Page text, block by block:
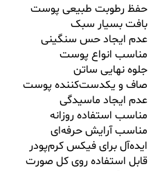
حفظ رطوبت طبیعی پوست
بافت بسیار سبک
عدم ایجاد حس سنگینی
مناسب انواع پوست
جلوه نهایی ساتن
صاف و یکدست‌کننده پوست
عدم ایجاد ماسیدگی
مناسب استفاده روزانه
مناسب آرایش حرفه‌ای
ایده‌آل برای فیکس کرم‌پودر
قابل استفاده روی کل صورت